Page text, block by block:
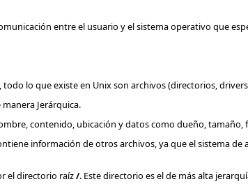
entre el usuario y el sistema operativo que
lo que existe en Unix son archivos (directorios,
Jerárquica.
contenido, ubicación y datos como dueño, tamaño,
información de otros archivos, ya que el sistema
el directorio raíz/. Este directorio es el de más alta